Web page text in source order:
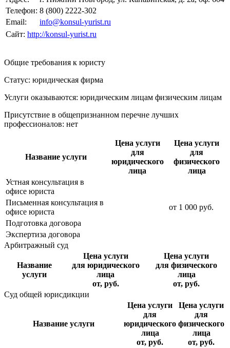
Телефон: 8 (800) 2222-302
Email:
info@konsul-yurist.ru
Сайт: http://konsul-yurist.ru
Общие требования к юристу
Статус: юридическая фирма
Услуги оказываются: юридическим лицам физическим лицам
Присутствие в общепризнанном перечне лучших
профессионалов: нет
Название услуги
Цена услуги
для
юридического
лица
Цена услуги
для
физического
лица
Устная консультация в
офисе юриста
Письменная консультация в
офисе юриста
от 1 000 руб.
Подготовка договора
Экспертиза договора
Арбитражный суд
Название
услуги
Цена услуги
для юридического
лица
от, руб.
Цена услуги
для физического
лица
от, руб.
Суд общей юрисдикции
Название услуги
Цена услуги
для
юридического
лица
от, руб.
Цена услуги
для
физического
лица
от, руб.